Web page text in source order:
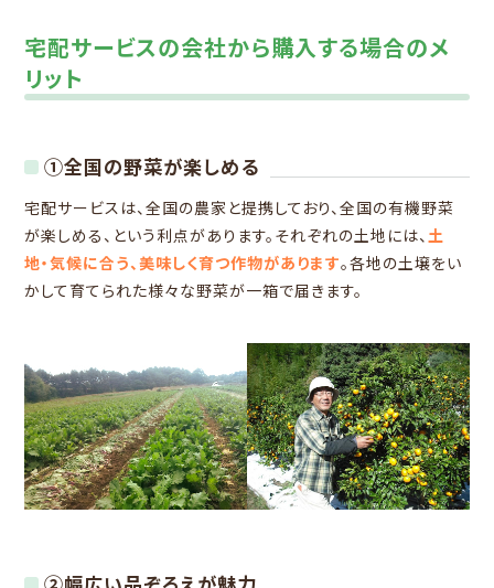
宅配サービスの会社から購入する場合のメ
リット
①全国の野菜が楽しめる
宅配サービスは、全国の農家と提携しており、全国の有機野菜
が楽しめる 、という利点があります。それぞれの土地には、土
地・気候に合う、美味しく育つ作物があります。各地の土壌をい
かして育てられた様々な野菜が一箱で届きます。